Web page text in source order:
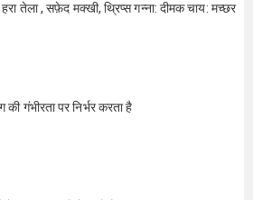
तेला , सफ़ेद मक्खी, थ्रिप्स गन्ना: दीमक चाय: मच्छर
की गंभीरता पर निर्भर करता है